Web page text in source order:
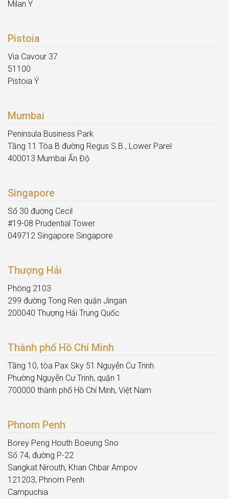
Milan Ý
Pistoia
Via Cavour 37
51100
Pistoia Ý
Mumbai
Peninsula Business Park
Tầng 11 Tòa B đường Regus S.B., Lower Parel
400013 Mumbai Ấn Độ
Singapore
Số 30 đường Cecil
#19-08 Prudential Tower
049712 Singapore Singapore
Thượng Hải
Phòng 2103
299 đường Tong Ren quận Jingan
200040 Thượng Hải Trung Quốc
Thành phố Hồ Chí Minh
Tầng 10, tòa Pax Sky 51 Nguyễn Cư Trinh
Phường Nguyễn Cư Trinh, quận 1
700000 thành phố Hồ Chí Minh, Việt Nam
Phnom Penh
Borey Peng Houth Boeung Sno
Số 74, đường P-22
Sangkat Nirouth, Khan Chbar Ampov
121203, Phnom Penh
Campuchia